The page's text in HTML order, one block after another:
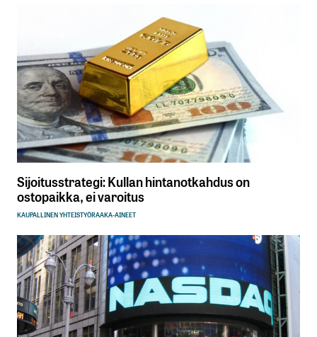
Sijoitusstrategi: Kullan hintanotkahdus on
ostopaikka, ei varoitus
KAUPALLINEN YHTEISTYÖRAAKA-AINEET